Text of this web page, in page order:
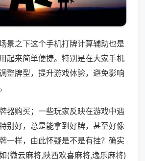
景之下这个手机打牌计算辅助也是
起来简单便捷。特别是在大家手机
整牌型，提升游戏体验，避免影响
器购买；一些玩家反映在游戏中遇
别好，总是能拿到好牌，甚至好像
一样，由此怀疑是不是有挂？确实
(微云麻将,陕西欢喜麻将,逸乐麻将)